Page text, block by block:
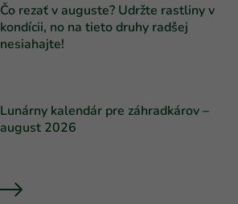
Čo rezať v auguste? Udržte rastliny v
kondícii, no na tieto druhy radšej
nesiahajte!
Lunárny kalendár pre záhradkárov –
august 2026